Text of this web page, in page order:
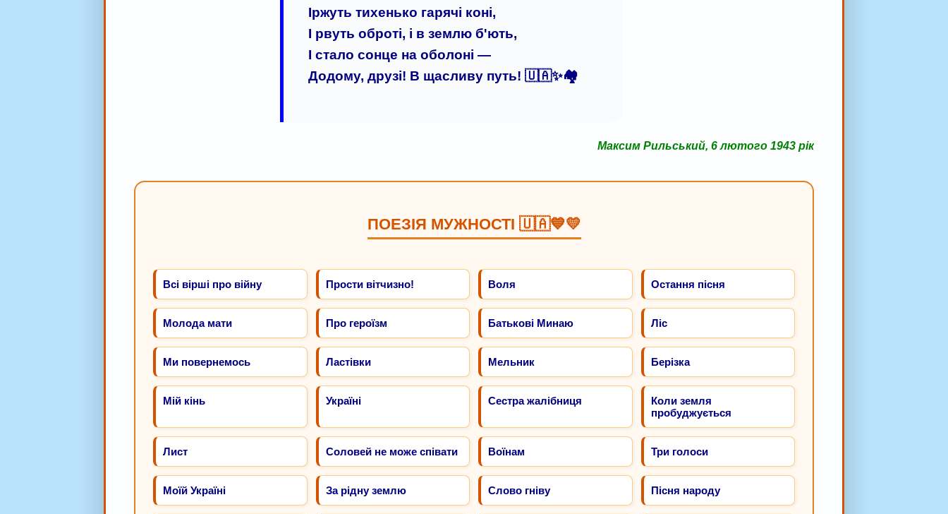
Іржуть тихенько гарячі коні,
І рвуть оброті, і в землю б'ють,
І стало сонце на оболоні —
Додому, друзі! В щасливу путь! 🇺🇦✨🏘️
Максим Рильський, 6 лютого 1943 рік
ПОЕЗІЯ МУЖНОСТІ 🇺🇦💙💛
Всі вірші про війну Прости вітчизно! Воля Остання пісня
Молода мати Про героїзм Батькові Минаю Ліс
Ми повернемось Ластівки Мельник Берізка
Мій кінь Україні Сестра жалібниця
Коли земля
пробуджується
Лист Соловей не може співати Воїнам Три голоси
Моїй Україні За рідну землю Слово гніву Пісня народу